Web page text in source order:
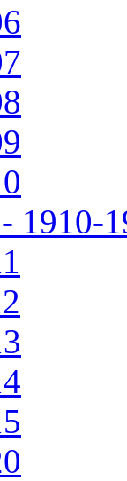
1910-